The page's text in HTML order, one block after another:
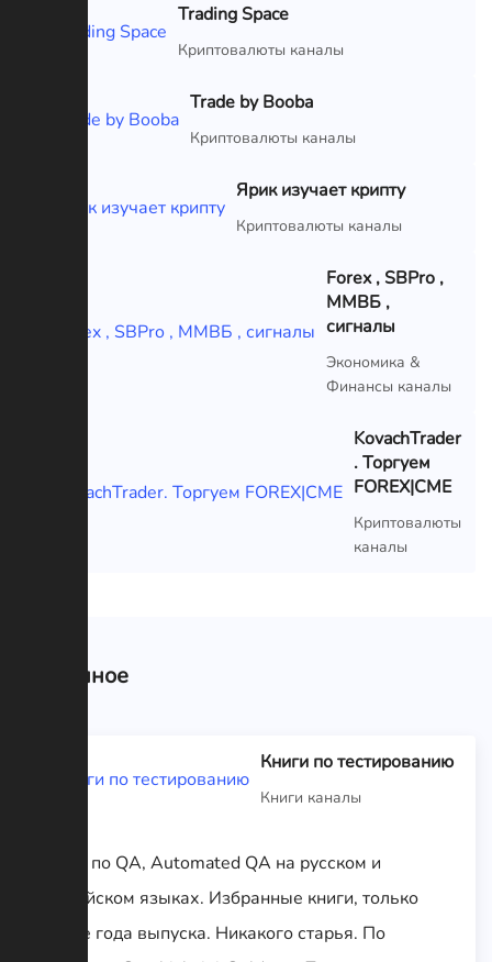
Trading Space
Криптовалюты каналы
Trade by Booba
Криптовалюты каналы
Ярик изучает крипту
Криптовалюты каналы
Forex , SBPro ,
ММВБ ,
сигналы
Экономика &
Финансы каналы
KovachTrader
. Торгуем
FOREX|CME
Криптовалюты
каналы
Связанное
Книги по тестированию
Книги каналы
Книги по QA, Automated QA на русском и
английском языках. Избранные книги, только
новые года выпуска. Никакого старья. По